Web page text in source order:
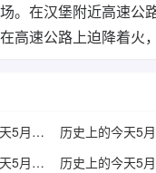
。在汉堡附近高速
高速公路上迫降着火
历史上的今天5月2日
历史上的今天5月8日